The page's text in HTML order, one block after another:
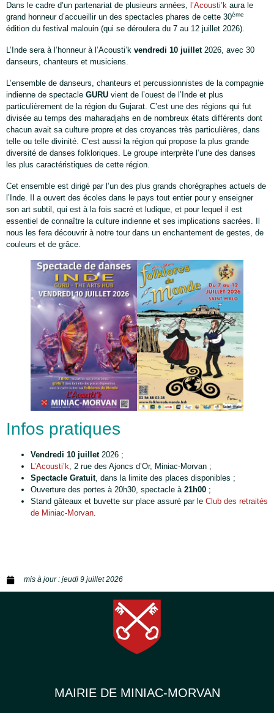
Dans le cadre d’un partenariat de plusieurs années, l’Acousti’k aura le
grand honneur d’accueillir un des spectacles phares de cette 30ème
édition du festival malouin (qui se déroulera du 7 au 12 juillet 2026).
L’Inde sera à l’honneur à l’Acousti’k vendredi 10 juillet2026, avec 30
danseurs, chanteurs et musiciens.
L’ensemble de danseurs, chanteurs et percussionnistes de la compagnie
indienne de spectacle GURU vient de l’ouest de l’Inde et plus
particulièrement de la région du Gujarat. C’est une des régions qui fut
divisée au temps des maharadjahs en de nombreux états différents dont
chacun avait sa culture propre et des croyances très particulières, dans
telle ou telle divinité. C’est aussi la région qui propose la plus grande
diversité de danses folkloriques. Le groupe interprète l’une des danses
les plus caractéristiques de cette région.
Cet ensemble est dirigé par l’un des plus grands chorégraphes actuels de
l’Inde. Il a ouvert des écoles dans le pays tout entier pour y enseigner
son art subtil, qui est à la fois sacré et ludique, et pour lequel il est
essentiel de connaître la culture indienne et ses implications sacrées. Il
nous les fera découvrir à notre tour dans un enchantement de gestes, de
couleurs et de grâce.
Infos pratiques
Vendredi 10 juillet2026 ;
L’Acousti’k, 2 rue des Ajoncs d’Or, Miniac-Morvan ;
Spectacle Gratuit, dans la limite des places disponibles ;
Ouverture des portes à 20h30, spectacle à 21h00 ;
Stand gâteaux et buvette sur place assuré par le Club des retraités
de Miniac-Morvan.
mis à jour : jeudi 9 juillet 2026
MAIRIE DE MINIAC-MORVAN